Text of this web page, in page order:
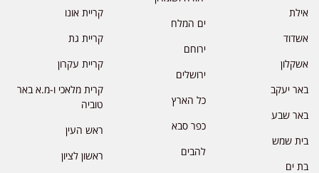
אילת
אשדוד
אשקלון
באר יעקב
באר שבע
בית שמש
בת ים
ים המלח
ירוחם
ירושלים
כל הארץ
כפר סבא
להבים
קריית אונו
קריית גת
קריית עקרון
קרית מלאכי ו-מ.א באר
טוביה
ראש העין
ראשון לציון